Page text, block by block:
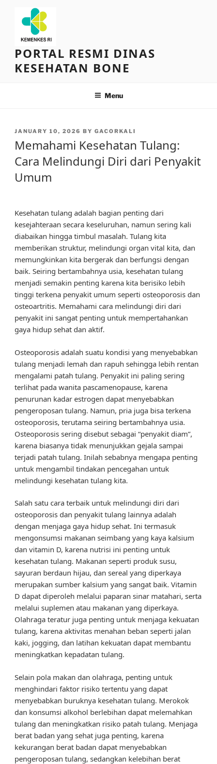
content
PORTAL RESMI DINAS
KESEHATAN BONE
Menu
POSTED
JANUARY 10, 2026 BY GACORKALI
Memahami Kesehatan Tulang:
Cara Melindungi Diri dari Penyakit
Umum
Kesehatan tulang adalah bagian penting dari
kesejahteraan secara keseluruhan, namun sering kali
diabaikan hingga timbul masalah. Tulang kita
memberikan struktur, melindungi organ vital kita, dan
memungkinkan kita bergerak dan berfungsi dengan
baik. Seiring bertambahnya usia, kesehatan tulang
menjadi semakin penting karena kita berisiko lebih
tinggi terkena penyakit umum seperti osteoporosis dan
osteoartritis. Memahami cara melindungi diri dari
penyakit ini sangat penting untuk mempertahankan
gaya hidup sehat dan aktif.
Osteoporosis adalah suatu kondisi yang menyebabkan
tulang menjadi lemah dan rapuh sehingga lebih rentan
mengalami patah tulang. Penyakit ini paling sering
terlihat pada wanita pascamenopause, karena
penurunan kadar estrogen dapat menyebabkan
pengeroposan tulang. Namun, pria juga bisa terkena
osteoporosis, terutama seiring bertambahnya usia.
Osteoporosis sering disebut sebagai “penyakit diam”,
karena biasanya tidak menunjukkan gejala sampai
terjadi patah tulang. Inilah sebabnya mengapa penting
untuk mengambil tindakan pencegahan untuk
melindungi kesehatan tulang kita.
Salah satu cara terbaik untuk melindungi diri dari
osteoporosis dan penyakit tulang lainnya adalah
dengan menjaga gaya hidup sehat. Ini termasuk
mengonsumsi makanan seimbang yang kaya kalsium
dan vitamin D, karena nutrisi ini penting untuk
kesehatan tulang. Makanan seperti produk susu,
sayuran berdaun hijau, dan sereal yang diperkaya
merupakan sumber kalsium yang sangat baik. Vitamin
D dapat diperoleh melalui paparan sinar matahari, serta
melalui suplemen atau makanan yang diperkaya.
Olahraga teratur juga penting untuk menjaga kekuatan
tulang, karena aktivitas menahan beban seperti jalan
kaki, jogging, dan latihan kekuatan dapat membantu
meningkatkan kepadatan tulang.
Selain pola makan dan olahraga, penting untuk
menghindari faktor risiko tertentu yang dapat
menyebabkan buruknya kesehatan tulang. Merokok
dan konsumsi alkohol berlebihan dapat melemahkan
tulang dan meningkatkan risiko patah tulang. Menjaga
berat badan yang sehat juga penting, karena
kekurangan berat badan dapat menyebabkan
pengeroposan tulang, sedangkan kelebihan berat